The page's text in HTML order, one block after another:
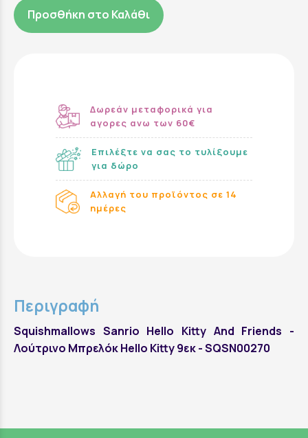
Προσθήκη στο Καλάθι
Δωρεάν μεταφορικά για
αγορες ανω των 60€
Επιλέξτε να σας το τυλίξουμε
για δώρο
Αλλαγή του προϊόντος σε 14
ημέρες
Περιγραφή
Squishmallows Sanrio Hello Kitty And Friends -
Λούτρινο Μπρελόκ Hello Kitty 9εκ - SQSN00270